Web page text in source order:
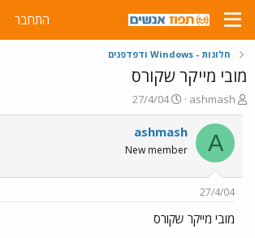
התחבר
חלונות - Windows ודפדפנים
מובי מייקר שקורס
פ
ו
ת
ח
ה
ש
א
ashmash
פ
ו
ר
ם
ר
י
27/4/04
A
ashmash
New member
27/4/04
מובי מייקר שקורס